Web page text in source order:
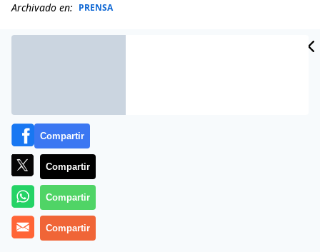
Archivado en: PRENSA
Más información
Compartir
Compartir
Compartir
Compartir